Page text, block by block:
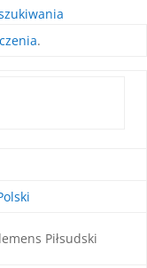
.
Piłsudski